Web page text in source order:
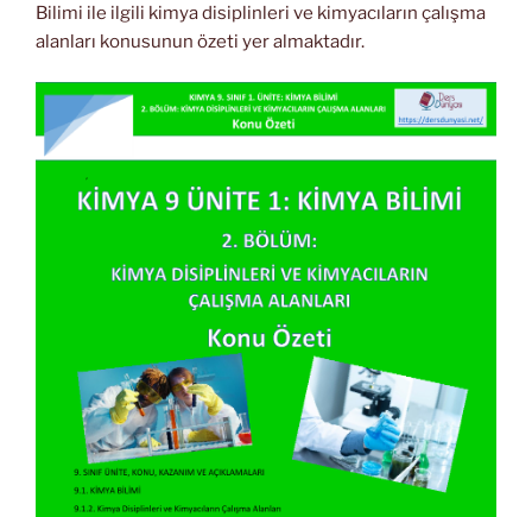
Bilimi ile ilgili kimya disiplinleri ve kimyacıların çalışma
alanları konusunun özeti yer almaktadır.